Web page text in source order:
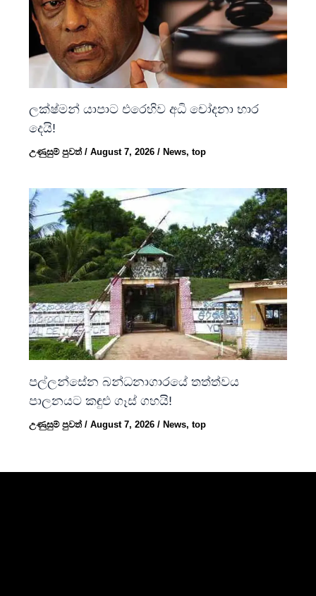
ලක්ෂ්මන් යාපාට එරෙහිව අධි චෝදනා භාර
දෙයි!
උණුසුම් පුවත්/August 7, 2026/ News,top
පල්ලන්සේන බන්ධනාගාරයේ තත්ත්වය
පාලනයට කඳුළු ගෑස් ගහයි!
උණුසුම් පුවත්/August 7, 2026/News,top